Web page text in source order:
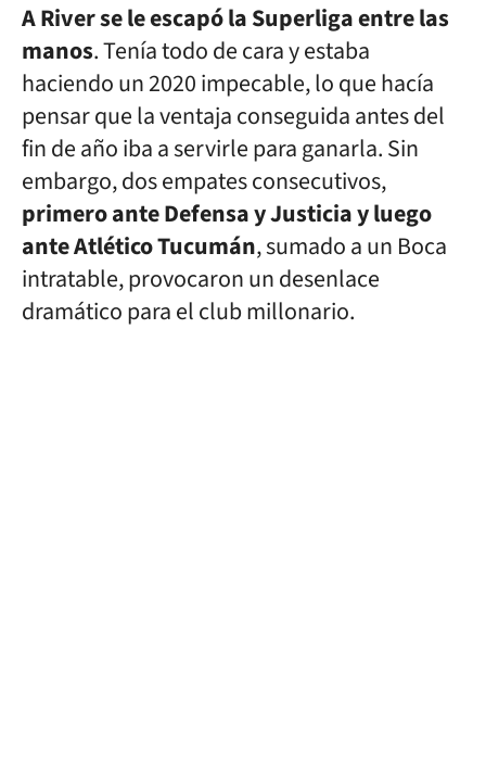
A River se le escapó la Superliga entre las
manos. Tenía todo de cara y estaba
haciendo un 2020 impecable, lo que hacía
pensar que la ventaja conseguida antes del
fin de año iba a servirle para ganarla. Sin
embargo, dos empates consecutivos,
primero ante Defensa y Justicia y luego
ante Atlético Tucumán, sumado a un Boca
intratable, provocaron un desenlace
dramático para el club millonario.